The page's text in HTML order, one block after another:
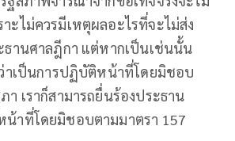
ะไม่ควรมีเหตุผลอะไรที่จะไม่ส่ง
ธานศาลฎีกา แต่หากเป็นเช่นนั้น
ว่าเป็นการปฏิบัติหน้าที่โดยมิชอบ
า เราก็สามารถยื่นร้องประธาน
าที่โดยมิชอบตามมาตรา 157